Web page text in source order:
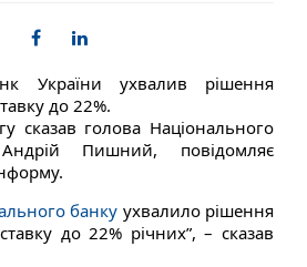
України ухвалив рішення
до 22%.
сказав голова Національного
Пишний, повідомляє
банку ухвалило рішення
до 22% річних”, – сказав